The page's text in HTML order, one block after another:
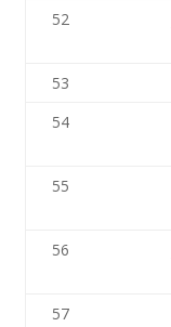
52
53
54
55
56
57